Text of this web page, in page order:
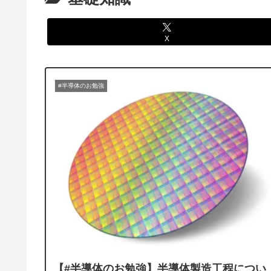
X
#半導体のお勉強
【#半導体のお勉強】半導体製造工程につい